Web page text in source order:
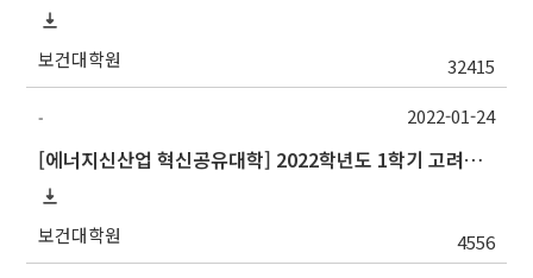
보건대학원 32415
-
[에너지신산업 혁신공유대학] 2022학년도 1학기 고려대학교 교류 수학 안내
보건대학원 4556
2022-01-24